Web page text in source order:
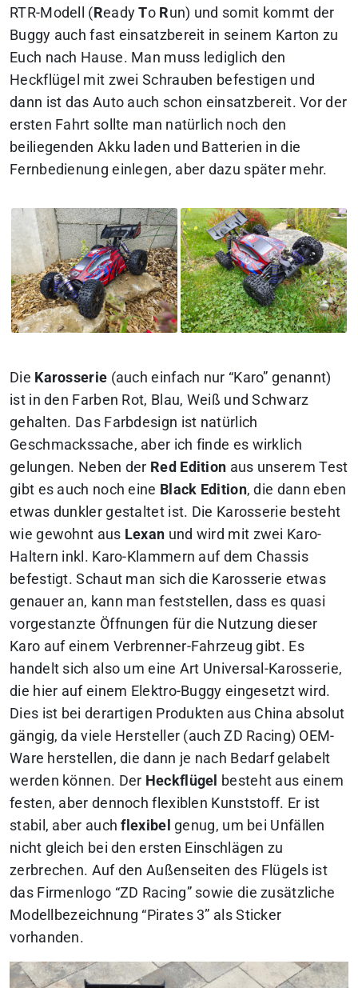
RTR-Modell ( ReadyTo Run) und somit kommt der
Buggy auch fast einsatzbereit in seinem Karton zu
Euch nach Hause. Man muss lediglich den
Heckflügel mit zwei Schrauben befestigen und
dann ist das Auto auch schon einsatzbereit. Vor der
ersten Fahrt sollte man natürlich noch den
beiliegenden Akku laden und Batterien in die
Fernbedienung einlegen, aber dazu später mehr.
Die Karosserie (auch einfach nur “Karo” genannt)
ist in den Farben Rot, Blau, Weiß und Schwarz
gehalten. Das Farbdesign ist natürlich
Geschmackssache, aber ich finde es wirklich
gelungen. Neben der Red Edition aus unserem Test
gibt es auch noch eine Black Edition, die dann eben
etwas dunkler gestaltet ist. Die Karosserie besteht
wie gewohnt aus Lexan und wird mit zwei Karo-
Haltern inkl. Karo-Klammern auf dem Chassis
befestigt. Schaut man sich die Karosserie etwas
genauer an, kann man feststellen, dass es quasi
vorgestanzte Öffnungen für die Nutzung dieser
Karo auf einem Verbrenner-Fahrzeug gibt. Es
handelt sich also um eine Art Universal-Karosserie,
die hier auf einem Elektro-Buggy eingesetzt wird.
Dies ist bei derartigen Produkten aus China absolut
gängig, da viele Hersteller (auch ZD Racing) OEM-
Ware herstellen, die dann je nach Bedarf gelabelt
werden können. Der Heckflügel besteht aus einem
festen, aber dennoch flexiblen Kunststoff. Er ist
stabil, aber auchflexibel genug, um bei Unfällen
nicht gleich bei den ersten Einschlägen zu
zerbrechen. Auf den Außenseiten des Flügels ist
das Firmenlogo “ZD Racing” sowie die zusätzliche
Modellbezeichnung “Pirates 3” als Sticker
vorhanden.